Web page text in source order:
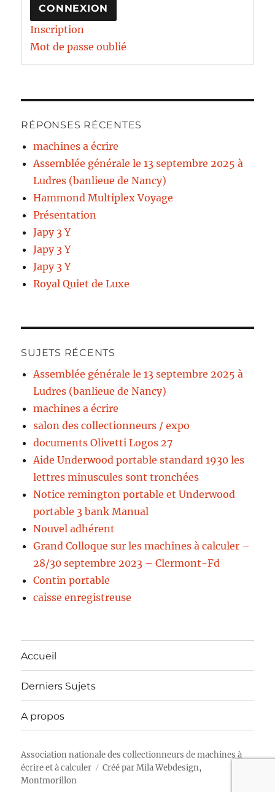
CONNEXION
Inscription
Mot de passe oublié
RÉPONSES RÉCENTES
machines a écrire
Assemblée générale le 13 septembre 2025 à
Ludres (banlieue de Nancy)
Hammond Multiplex Voyage
Présentation
Japy 3 Y
Japy 3 Y
Japy 3 Y
Royal Quiet de Luxe
SUJETS RÉCENTS
Assemblée générale le 13 septembre 2025 à
Ludres (banlieue de Nancy)
machines a écrire
salon des collectionneurs / expo
documents Olivetti Logos 27
Aide Underwood portable standard 1930 les
lettres minuscules sont tronchées
Notice remington portable et Underwood
portable 3 bank Manual
Nouvel adhérent
Grand Colloque sur les machines à calculer –
28/30 septembre 2023 – Clermont-Fd
Contin portable
caisse enregistreuse
Accueil
Derniers Sujets
A propos
Association nationale des collectionneurs de machines à
écrire et à calculer
Créé parMila Webdesign,
Montmorillon